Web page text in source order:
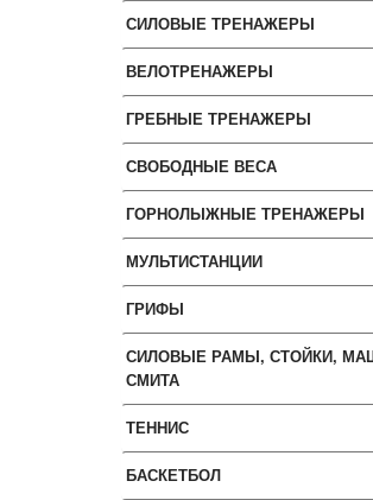
СИЛОВЫЕ ТРЕНАЖЕРЫ
ВЕЛОТРЕНАЖЕРЫ
ГРЕБНЫЕ ТРЕНАЖЕРЫ
СВОБОДНЫЕ ВЕСА
ГОРНОЛЫЖНЫЕ ТРЕНАЖЕРЫ
МУЛЬТИСТАНЦИИ
ГРИФЫ
СИЛОВЫЕ РАМЫ, СТОЙКИ,
СМИТА
ТЕННИС
БАСКЕТБОЛ